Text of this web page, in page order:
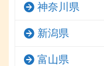
神奈川県
新潟県
富山県